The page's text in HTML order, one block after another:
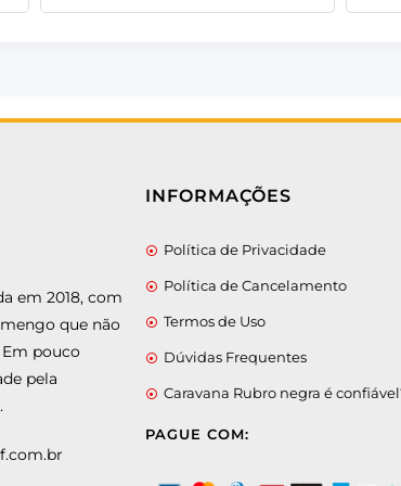
em 2018, com
que não
Em pouco
pela
INFORMAÇÕES
Política de Privacidade
Política de Cancelamento
Termos de Uso
Dúvidas Frequentes
Caravana Rubro negra é
PAGUE COM: